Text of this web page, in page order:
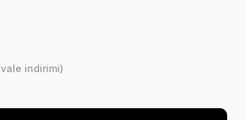
indirimi)